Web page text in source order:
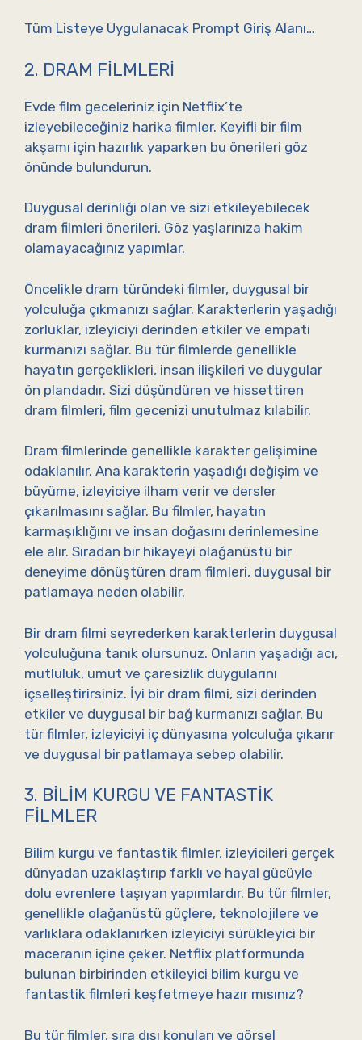
Tüm Listeye Uygulanacak Prompt Giriş Alanı…
2. DRAM FILMLERI
Evde film geceleriniz için Netflix’te
izleyebileceğiniz harika filmler. Keyifli bir film
akşamı için hazırlık yaparken bu önerileri göz
önünde bulundurun.
Duygusal derinliği olan ve sizi etkileyebilecek
dram filmleri önerileri. Göz yaşlarınıza hakim
olamayacağınız yapımlar.
Öncelikle dram türündeki filmler, duygusal bir
yolculuğa çıkmanızı sağlar. Karakterlerin yaşadığı
zorluklar, izleyiciyi derinden etkiler ve empati
kurmanızı sağlar. Bu tür filmlerde genellikle
hayatın gerçeklikleri, insan ilişkileri ve duygular
ön plandadır. Sizi düşündüren ve hissettiren
dram filmleri, film gecenizi unutulmaz kılabilir.
Dram filmlerinde genellikle karakter gelişimine
odaklanılır. Ana karakterin yaşadığı değişim ve
büyüme, izleyiciye ilham verir ve dersler
çıkarılmasını sağlar. Bu filmler, hayatın
karmaşıklığını ve insan doğasını derinlemesine
ele alır. Sıradan bir hikayeyi olağanüstü bir
deneyime dönüştüren dram filmleri, duygusal bir
patlamaya neden olabilir.
Bir dram filmi seyrederken karakterlerin duygusal
yolculuğuna tanık olursunuz. Onların yaşadığı acı,
mutluluk, umut ve çaresizlik duygularını
içselleştirirsiniz. İyi bir dram filmi, sizi derinden
etkiler ve duygusal bir bağ kurmanızı sağlar. Bu
tür filmler, izleyiciyi iç dünyasına yolculuğa çıkarır
ve duygusal bir patlamaya sebep olabilir.
3. BILIM KURGU VE FANTASTIK
FILMLER
Bilim kurgu ve fantastik filmler, izleyicileri gerçek
dünyadan uzaklaştırıp farklı ve hayal gücüyle
dolu evrenlere taşıyan yapımlardır. Bu tür filmler,
genellikle olağanüstü güçlere, teknolojilere ve
varlıklara odaklanırken izleyiciyi sürükleyici bir
maceranın içine çeker. Netflix platformunda
bulunan birbirinden etkileyici bilim kurgu ve
fantastik filmleri keşfetmeye hazır mısınız?
Bu tür filmler, sıra dışı konuları ve görsel